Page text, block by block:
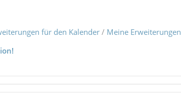
für den Kalender/ Meine Erweiterungen